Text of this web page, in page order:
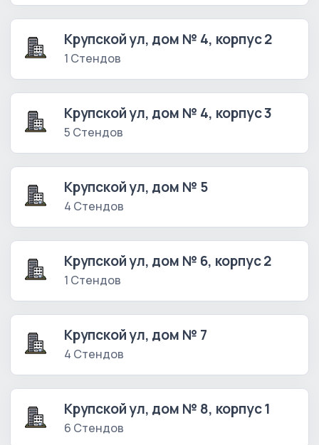
Крупской ул, дом № 4, корпус 2
1 Стендов
Крупской ул, дом № 4, корпус 3
5 Стендов
Крупской ул, дом № 5
4 Стендов
Крупской ул, дом № 6, корпус 2
1 Стендов
Крупской ул, дом № 7
4 Стендов
Крупской ул, дом № 8, корпус 1
6 Стендов